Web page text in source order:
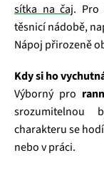
sítka na čaj. Pro
těsnicí nádobě,
Nápoj přirozeně
Kdy si ho
Výborný pro
srozumitelnou
charakteru se
nebo v práci.